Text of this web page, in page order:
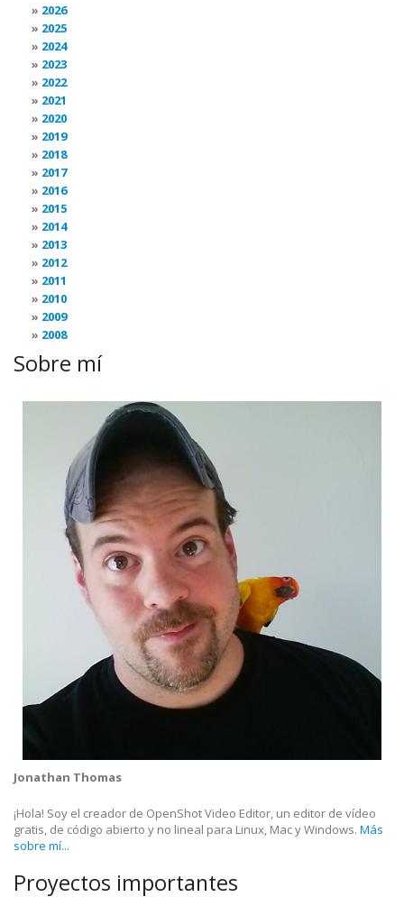
2026
2025
2024
2023
2022
2021
2020
2019
2018
2017
2016
2015
2014
2013
2012
2011
2010
2009
2008
Sobre mí
Jonathan Thomas
¡Hola! Soy el creador de OpenShot Video Editor, un editor de vídeo
gratis, de código abierto y no lineal para Linux, Mac y Windows. Más
sobre mí...
Proyectos importantes